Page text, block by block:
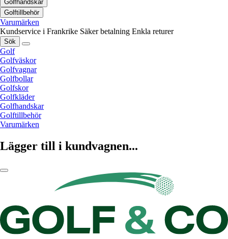
Golfhandskar
Golftillbehör
Varumärken
Kundservice i Frankrike Säker betalning Enkla returer
Sök
Golf
Golfväskor
Golfvagnar
Golfbollar
Golfskor
Golfkläder
Golfhandskar
Golftillbehör
Varumärken
Lägger till i kundvagnen...